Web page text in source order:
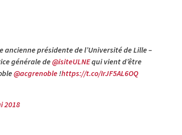
ancienne présidente de l’Université de Lille –
générale de@isiteULNEqui vient d’être
@acgrenoble!https://t.co/IrJF5AL6OQ
2018